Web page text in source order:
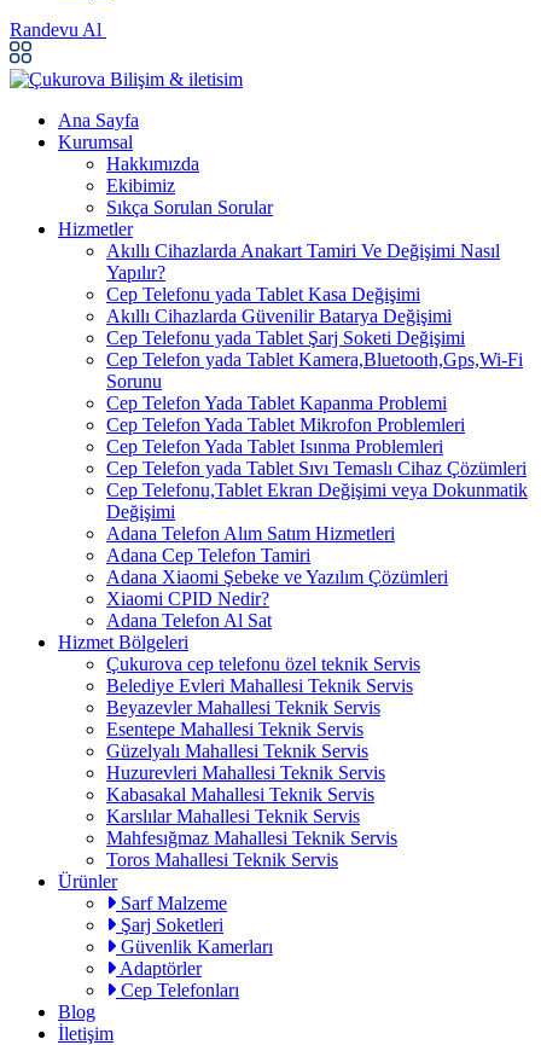
Randevu Al
Ana Sayfa
Kurumsal
Hakkımızda
Ekibimiz
Sıkça Sorulan Sorular
Hizmetler
Akıllı Cihazlarda Anakart Tamiri Ve Değişimi Nasıl
Yapılır?
Cep Telefonu yada Tablet Kasa Değişimi
Akıllı Cihazlarda Güvenilir Batarya Değişimi
Cep Telefonu yada Tablet Şarj Soketi Değişimi
Cep Telefon yada Tablet Kamera,Bluetooth,Gps,Wi-Fi
Sorunu
Cep Telefon Yada Tablet Kapanma Problemi
Cep Telefon Yada Tablet Mikrofon Problemleri
Cep Telefon Yada Tablet Isınma Problemleri
Cep Telefon yada Tablet Sıvı Temaslı Cihaz Çözümleri
Cep Telefonu,Tablet Ekran Değişimi veya Dokunmatik
Değişimi
Adana Telefon Alım Satım Hizmetleri
Adana Cep Telefon Tamiri
Adana Xiaomi Şebeke ve Yazılım Çözümleri
Xiaomi CPID Nedir?
Adana Telefon Al Sat
Hizmet Bölgeleri
Çukurova cep telefonu özel teknik Servis
Belediye Evleri Mahallesi Teknik Servis
Beyazevler Mahallesi Teknik Servis
Esentepe Mahallesi Teknik Servis
Güzelyalı Mahallesi Teknik Servis
Huzurevleri Mahallesi Teknik Servis
Kabasakal Mahallesi Teknik Servis
Karslılar Mahallesi Teknik Servis
Mahfesığmaz Mahallesi Teknik Servis
Toros Mahallesi Teknik Servis
Ürünler
Sarf Malzeme
Şarj Soketleri
Güvenlik Kamerları
Adaptörler
Cep Telefonları
Blog
İletişim